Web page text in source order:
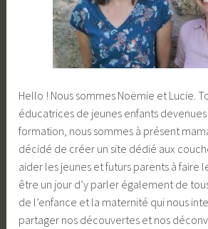
Hello ! Nous sommes Noëmie et Lucie.
éducatrices de jeunes enfants
formation, nous sommes à présent
décidé de créer un site dédié aux
aider les jeunes et futurs parents à faire
être un jour d’y parler également de
de l’enfance et la maternité qui nous
partager nos découvertes et nos